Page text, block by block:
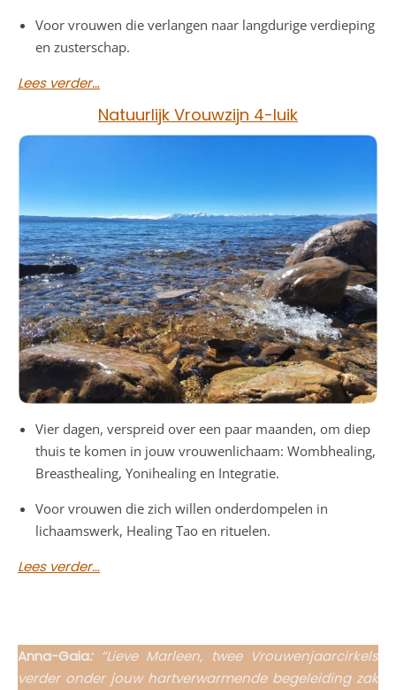
Voor vrouwen die verlangen naar langdurige verdieping
en zusterschap.
Lees verder…
Natuurlijk Vrouwzijn 4-luik
Vier dagen, verspreid over een paar maanden, om diep
thuis te komen in jouw vrouwenlichaam: Wombhealing,
Breasthealing, Yonihealing en Integratie.
Voor vrouwen die zich willen onderdompelen in
lichaamswerk, Healing Tao en rituelen.
Lees verder…
Anna-Gaia: “Lieve Marleen, twee Vrouwenjaarcirkels
verder onder jouw hartverwarmende begeleiding zak